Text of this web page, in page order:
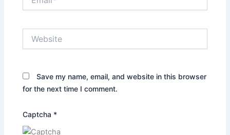
Save my name, email, and website in this browser
for the next time I comment.
Captcha *